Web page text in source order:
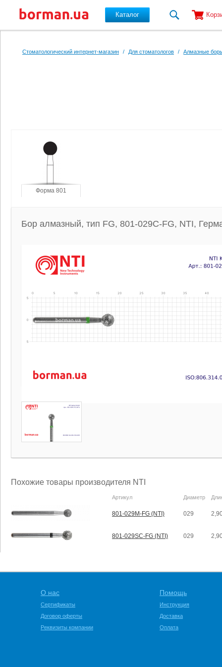
Каталог
Стоматологический интернет-магазин / Для стоматологов / Алмазные
Форма 801
Бор алмазный, тип FG, 801-029C-FG, NTI,
Похожие товары производителя NTI
Артикул Диаметр
801-029M-FG (NTI) 029
801-029SC-FG (NTI) 029
О нас
Сертификаты
Договор оферты
Реквизиты компании
Помощь
Инструкция
Доставка
Оплата